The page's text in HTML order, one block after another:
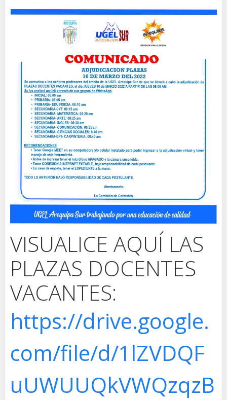
VISUALICE AQUÍ LAS
PLAZAS DOCENTES
VACANTES:
https://drive.google.
com/file/d/1lZVDQF
uUWUUQkVWQzqzB